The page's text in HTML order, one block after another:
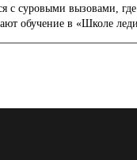
с суровыми вызовами,
обучение в «Школе